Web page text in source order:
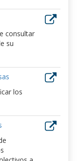
consultar
su
los